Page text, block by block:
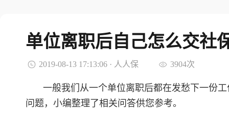
单位离职后自己怎么交社
2019-08-13 17:13:06 · 人人保 3904次
一般我们从一个单位离职后都在发愁下一份
问题，小编整理了相关问答供您参考。